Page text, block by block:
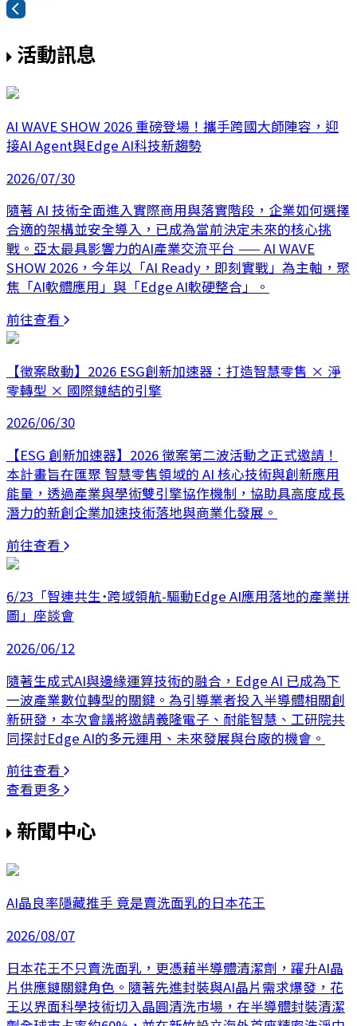
活動訊息
AI WAVE SHOW 2026 重磅登場！攜手跨國大師陣容，迎
接AI Agent與Edge AI科技新趨勢
2026/07/30
隨著 AI 技術全面進入實際商用與落實階段，企業如何選擇
合適的架構並安全導入，已成為當前決定未來的核心挑
戰。亞太最具影響力的AI產業交流平台 —— AI WAVE
SHOW 2026，今年以「AI Ready，即刻實戰」為主軸，聚
焦「AI軟體應用」與「Edge AI軟硬整合」。
前往查看
【徵案啟動】2026 ESG創新加速器：打造智慧零售 × 淨
零轉型 × 國際鏈結的引擎
2026/06/30
【ESG 創新加速器】2026 徵案第二波活動之正式邀請！
本計畫旨在匯聚 智慧零售領域的 AI 核心技術與創新應用
能量，透過產業與學術雙引擎協作機制，協助具高度成長
潛力的新創企業加速技術落地與商業化發展。
前往查看
6/23「智連共生˙跨域領航-驅動Edge AI應用落地的產業拼
圖」座談會
2026/06/12
隨著生成式AI與邊緣運算技術的融合，Edge AI 已成為下
一波產業數位轉型的關鍵。為引導業者投入半導體相關創
新研發，本次會議將邀請義隆電子、耐能智慧、工研院共
同探討Edge AI的多元運用、未來發展與台廠的機會。
前往查看
查看更多
新聞中心
AI晶良率隱藏推手 竟是賣洗面乳的日本花王
2026/08/07
日本花王不只賣洗面乳，更憑藉半導體清潔劑，躍升AI晶
片供應鏈關鍵角色。隨著先進封裝與AI晶片需求爆發，花
王以界面科學技術切入晶圓清洗市場，在半導體封裝清潔